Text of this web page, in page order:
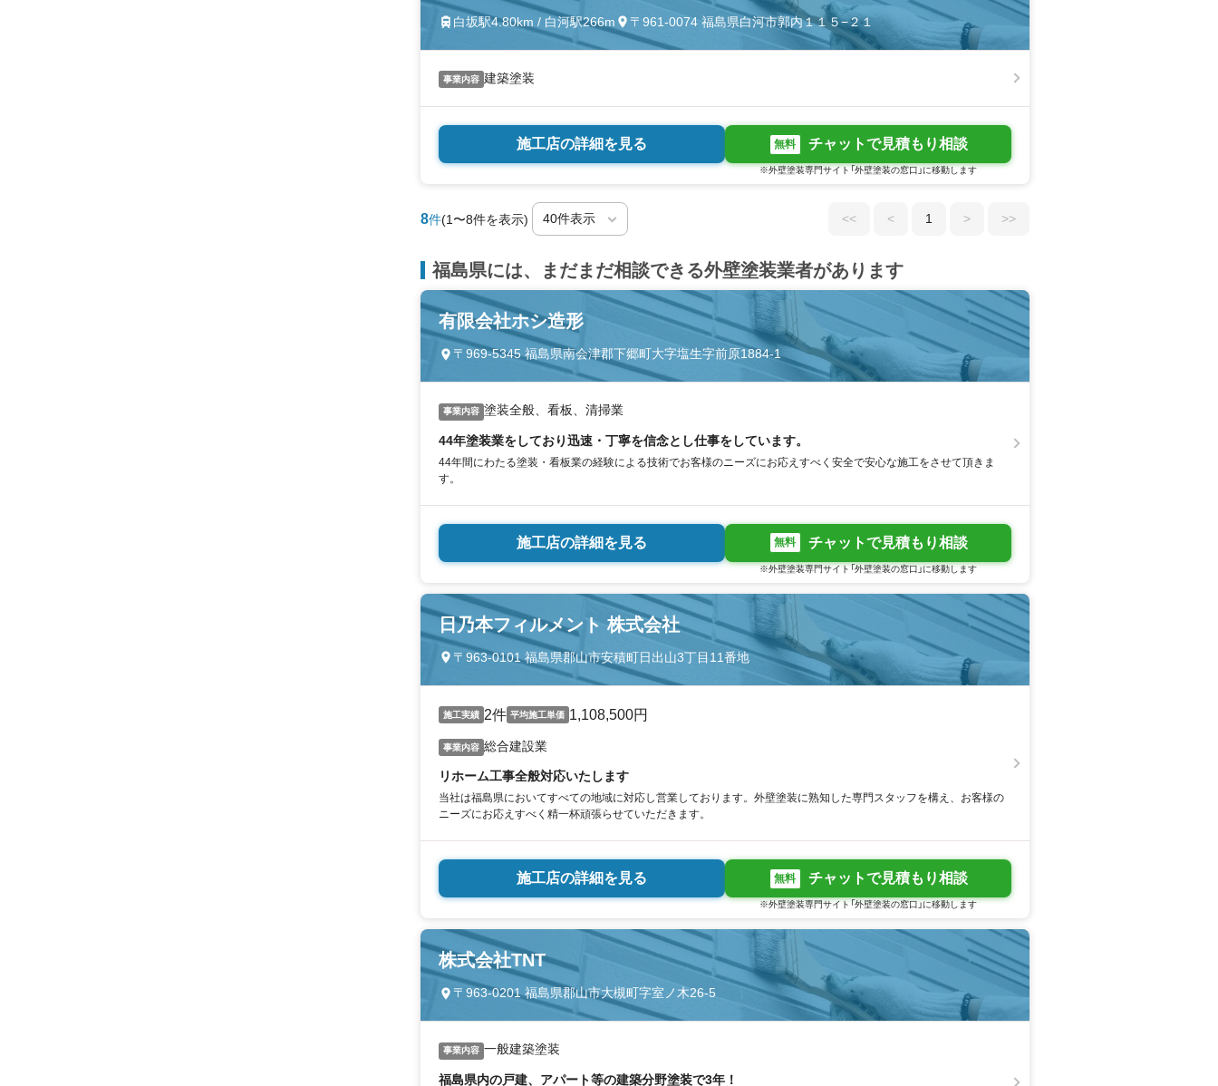
白坂駅4.80km / 白河駅266m 〒961-0074 福島県白河市郭内１１５−２１
事業内容 建築塗装
施工店の詳細を見る 無料 チャットで見積もり相談
※外壁塗装専門サイト「外壁塗装の窓口」に移動します
8件(1〜8件を表示) << < 1 > >>
福島県には、まだまだ相談できる外壁塗装業者があります
有限会社ホシ造形
〒969-5345 福島県南会津郡下郷町大字塩生字前原1884-1
事業内容 塗装全般、看板、清掃業
44年塗装業をしており迅速・丁寧を信念とし仕事をしています。
44年間にわたる塗装・看板業の経験による技術でお客様のニーズにお応えすべく安全で安心な施工をさせて頂きま
す。
施工店の詳細を見る 無料 チャットで見積もり相談
※外壁塗装専門サイト「外壁塗装の窓口」に移動します
日乃本フィルメント 株式会社
〒963-0101 福島県郡山市安積町日出山3丁目11番地
施工実績 2件 平均施工単価 1,108,500円
事業内容 総合建設業
リホーム工事全般対応いたします
当社は福島県においてすべての地域に対応し営業しております。外壁塗装に熟知した専門スタッフを構え、お客様の
ニーズにお応えすべく精一杯頑張らせていただきます。
施工店の詳細を見る 無料 チャットで見積もり相談
※外壁塗装専門サイト「外壁塗装の窓口」に移動します
株式会社TNT
〒963-0201 福島県郡山市大槻町字室ノ木26-5
事業内容 一般建築塗装
福島県内の戸建、アパート等の建築分野塗装で3年！